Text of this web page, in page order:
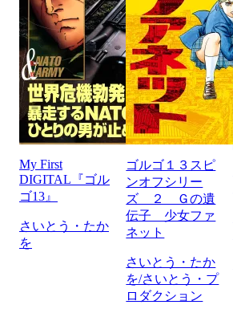
My First
DIGITAL『ゴル
ゴ13』
さいとう・たか
を
ゴルゴ１３スピ
ンオフシリー
ズ ２ Ｇの遺
伝子 少女ファ
ネット
さいとう・たか
を/さいとう・プ
ロダクション